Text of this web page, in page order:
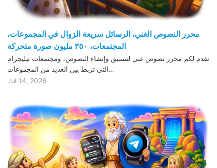
محرر النصوص الغني، الرسائل سريعة الزوال في المجموعات،
المجتمعات، ٣٥٠ مليون صورة متحركة
نقدم لكم محرر نصوص غني لتنسيق وإنشاء النصوص، ومجتمعات تيليجرام
التي تربط بين العديد من المجموعات…
Jul 14, 2026